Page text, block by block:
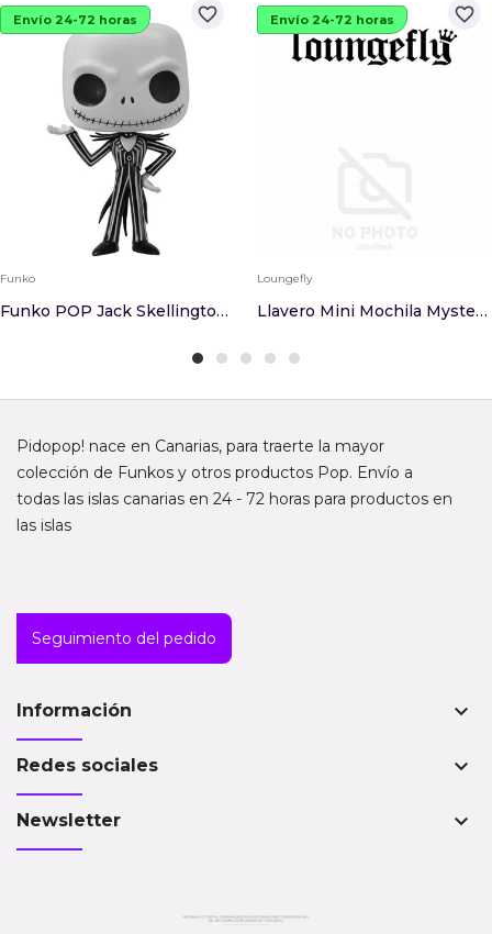
favorite_border
Envío 24-72 horas
Funko
Funko POP Jack Skellington Pesadilla Antes De N...
favorite_border
Envío 24-72 horas
Loungefly
Llavero Mini Mochila Mystery Stitch Disney Loun...
Pidopop! nace en Canarias, para traerte la mayor
colección de Funkos y otros productos Pop. Envío a
todas las islas canarias en 24 - 72 horas para productos en
las islas
Seguimiento del pedido
Información keyboard_arrow_down
Redes sociales keyboard_arrow_down
Newsletter keyboard_arrow_down